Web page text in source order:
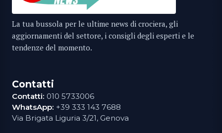
La tua bussola per le ultime news di crociera, gli
aggiornamenti del settore, i consigli degli esperti e le
tendenze del momento.
Contatti
Contatti: 010 5733006
WhatsApp: +39 333 143 7688
Via Brigata Liguria 3/21, Genova